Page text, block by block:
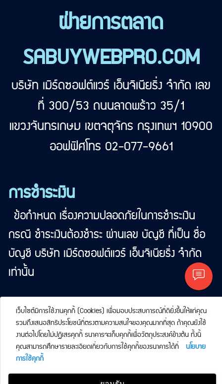
ฝ่ายการตลาด
SABUYWEBPRO.COM
บริษัท เมิร์ดซอฟต์แวร์ เอ็นจิเนียริ่ง จำกัด เลข
ที่ 300/53 ถนนลาดพร้าว 35/1
แขวงจันทรเกษม เขตจตุจักร กรุงเทพฯ 10900
ออฟฟิศโทร 02-077-9661
การชำระเงิน
ข้อกำหนด เรื่องความปลอดภัยในการชำระเงิน
กรณี ชำระเงินต้องชำระ ผ่านเลข บัญชี ที่เป็น ชื่อ
บัญชี บริษัท เมิร์ดซอฟต์แวร์ เอ็นจิเนียริ่ง จำกัด
เท่านั้น
เว็บไซต์มีการใช้งานคุกกี้ (Cookies) เพื่อมอบประสบการณ์ที่ดียิ่งขึ้นให้แก่คุณ
รวมถึงเสนอสิทธิประโยชน์ที่ตรงตามความสนใจของคุณมากที่สุด ถ้าคุณยังใช้
งานต่อไปโดยไม่ปฏิเสธคุกกี้ ธนาคารจะเก็บคุกกี้เพื่อวัตถุประสงค์ข้างต้น ทั้งนี้
คุณสามารถศึกษารายละเอียดเกี่ยวกับการใช้คุกกี้ของธนาคารได้ที่ นโยบาย
การใช้คุกกี้